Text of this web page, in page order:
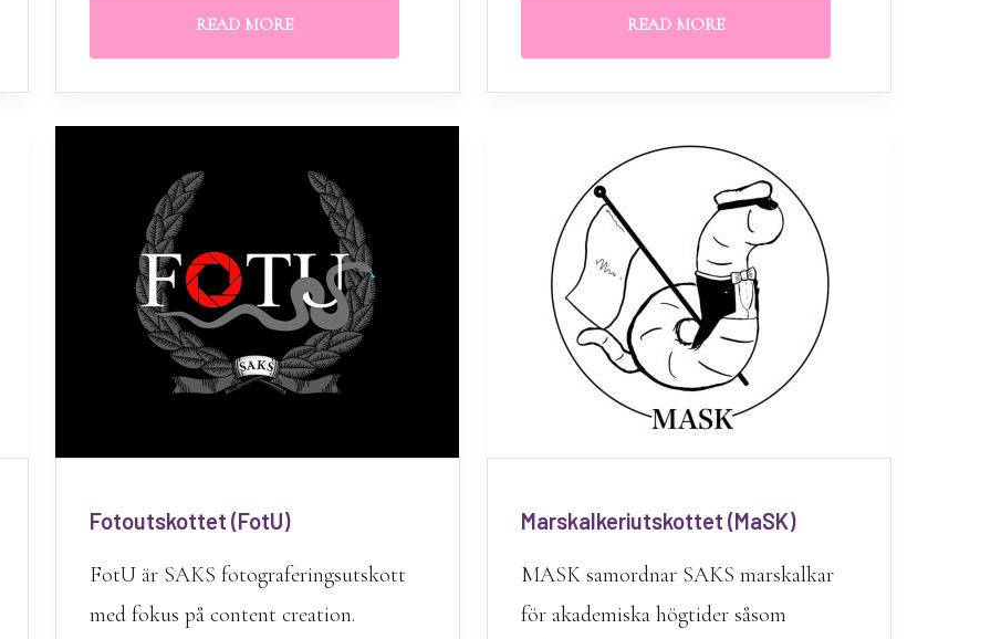
READ MORE READ MORE
Fotoutskottet (FotU)
FotU är SAKS fotograferingsutskott
med fokus på content creation.
Marskalkeriutskottet (MaSK)
MASK samordnar SAKS marskalkar
för akademiska högtider såsom